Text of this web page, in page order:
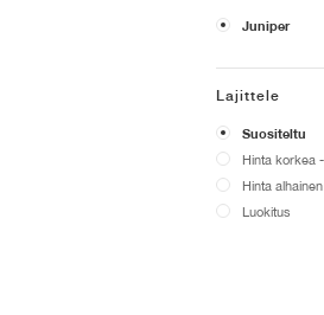
Juniper
Lajittele
Suositeltu
Hinta korkea
Hinta
Luokitus